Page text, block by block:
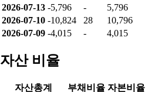
2026-07-28 -71,676 -
60,376
2026-07-27 -66,175 569
54,306
2026-07-24 -70,347 569
58,478
2026-07-22
6,805
2026-07-20 37 -
-9,237